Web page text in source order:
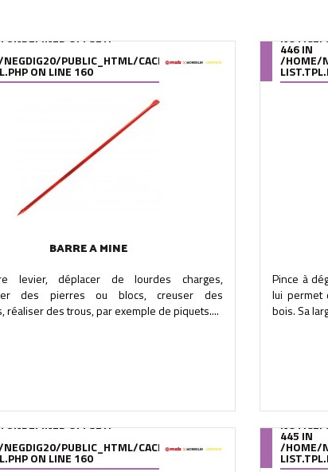
: UNDEFINED OFFSET:
PUBLIC_HTML/CACHE/SMARTY/COMPILE/95/39/
ON LINE 160
BARRE A MINE
levier, déplacer de lourdes charges,
des pierres ou blocs, creuser des
réaliser des trous, par exemple de piquets....
NOTICE:
446 IN
/HOME/
Pince à
lui permet
bois. Sa
: UNDEFINED OFFSET:
PUBLIC_HTML/CACHE/SMARTY/COMPILE/95/39/
ON LINE 160
NOTICE:
445 IN
/HOME/